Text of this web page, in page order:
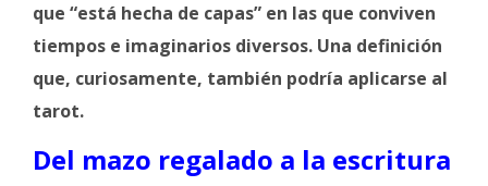
que “está hecha de capas” en las que conviven
tiempos e imaginarios diversos. Una definición
que, curiosamente, también podría aplicarse al
tarot.
Del mazo regalado a la escritura